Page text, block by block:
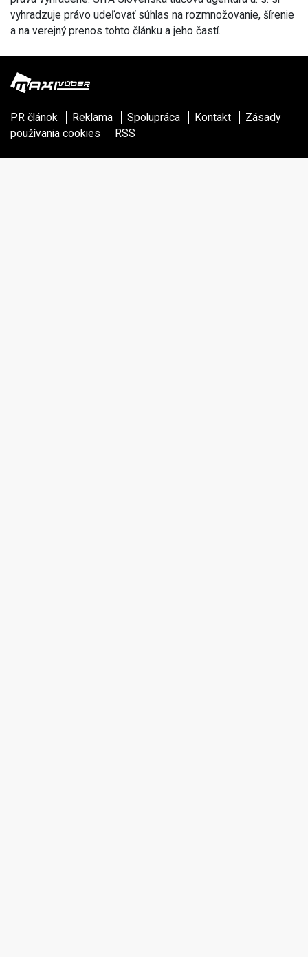
vyhradzuje právo udeľovať súhlas na rozmnožovanie, šírenie
a na verejný prenos tohto článku a jeho častí.
PR článok Reklama Spolupráca Kontakt
Zásady
používania cookies
RSS